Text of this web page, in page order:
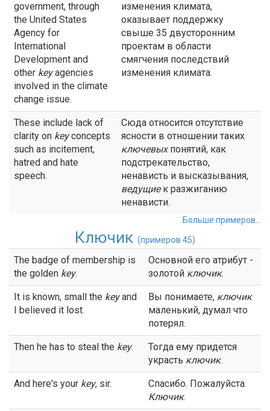
government, through
the United States
Agency for
International
Development and
other keyagencies
involved in the climate
change issue.
изменения климата,
оказывает поддержку
свыше 35 двусторонним
проектам в области
смягчения последствий
изменения климата.
These include lack of
clarity on keyconcepts
such as incitement,
hatred and hate
speech.
Сюда относится отсутствие
ясности в отношении таких
ключевыхпонятий, как
подстрекательство,
ненависть и высказывания,
ведущиек разжиганию
ненависти.
Больше примеров...
Ключик (примеров 45)
The badge of membership is
the golden key.
Основной его атрибут -
золотой ключик.
It is known, small the keyand
I believed it lost.
Вы понимаете, ключик
маленький, думал что
потерял.
Then he has to steal the key.
Тогда ему придется
украсть ключик.
And here's your key, sir.
Спасибо. Пожалуйста.
Ключик.